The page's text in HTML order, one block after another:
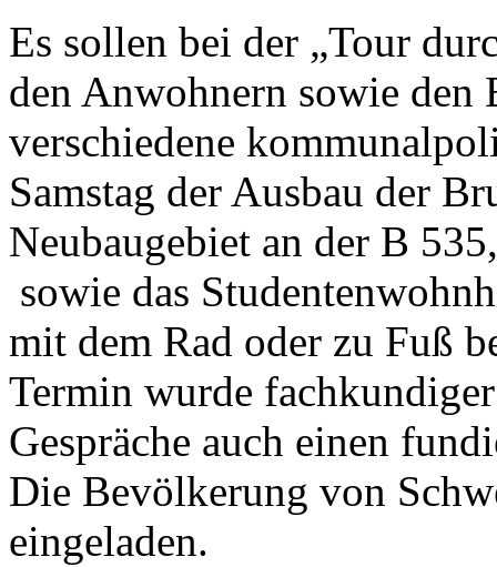
Es sollen bei der „Tour
den Anwohnern sowie den
verschiedene
Samstag der Ausbau der
Neubaugebiet an der B
sowie das
mit dem Rad oder zu Fuß
Termin wurde
Gespräche auch einen
Die Bevölkerung von
eingeladen.